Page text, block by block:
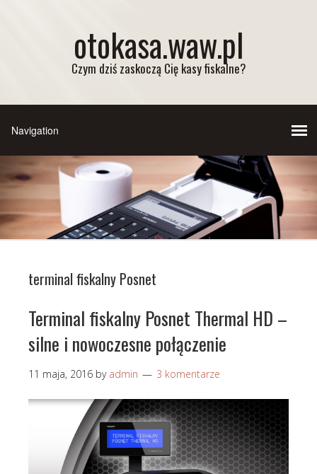
otokasa.waw.pl
Czym dziś zaskoczą Cię kasy fiskalne?
terminal fiskalny Posnet
Terminal fiskalny Posnet Thermal HD –
silne i nowoczesne połączenie
11 maja, 2016 by admin 3 komentarze